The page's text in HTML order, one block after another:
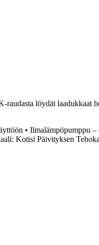
raudasta löydät laadukkaat
• Ilmalämpöpumppu –
Kotisi Päivityksen